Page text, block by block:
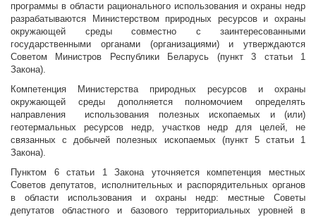
программы в области рационального использования и охраны недр
разрабатываются Министерством природных ресурсов и охраны
окружающей среды совместно с заинтересованными
государственными органами (организациями) и утверждаются
Советом Министров Республики Беларусь (пункт 3 статьи 1
Закона).
Компетенция Министерства природных ресурсов и охраны
окружающей среды дополняется полномочием определять
направления использования полезных ископаемых и (или)
геотермальных ресурсов недр, участков недр для целей, не
связанных с добычей полезных ископаемых (пункт 5 статьи 1
Закона).
Пунктом 6 статьи 1 Закона уточняется компетенция местных
Советов депутатов, исполнительных и распорядительных органов
в области использования и охраны недр: местные Советы
депутатов областного и базового территориальных уровней в